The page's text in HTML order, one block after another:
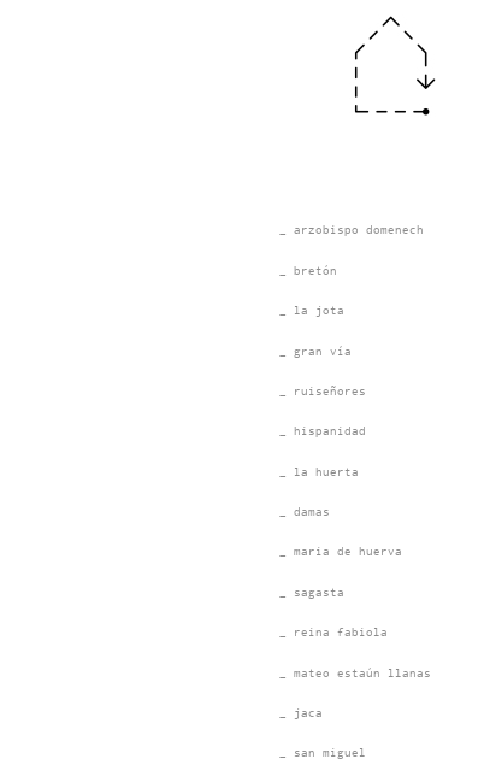
_ arzobispo domenech
_ bretón
_ la jota
_ gran vía
_ ruiseñores
_ hispanidad
_ la huerta
_ damas
_ maria de huerva
_ sagasta
_ reina fabiola
_ mateo estaún llanas
_ jaca
_ san miguel